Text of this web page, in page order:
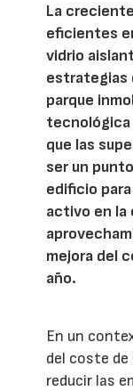
La
eficientes
vidrio
estrategias
parque
tecnológica
que las
ser un
edificio
activo en la
mejora del
año.
En un
del coste de
reducir las